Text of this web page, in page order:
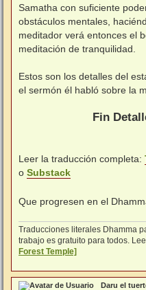
Samatha con suficiente
obstáculos mentales,
meditador verá entonces el
meditación de tranquilidad.
Estos son los detalles del
el sermón él habló sobre la
Fin
Leer la traducción completa:
o Substack
Que progresen en el
Traducciones literales Dhamma
trabajo es gratuito para todos.
Forest Temple]
Daru el